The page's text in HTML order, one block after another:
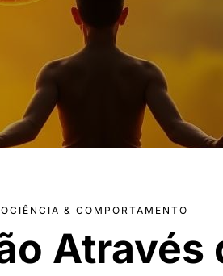
& COMPORTAMENTO
Através